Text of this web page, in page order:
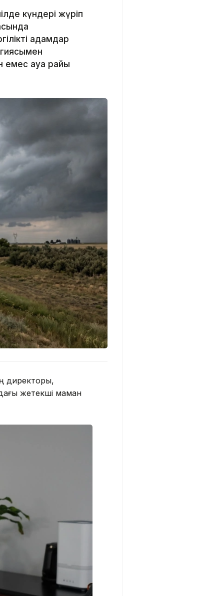
күндері жүріп
адамдар
емес ауа райы
директоры,
жетекші маман